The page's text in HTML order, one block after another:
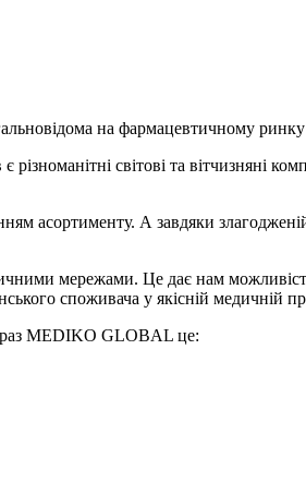
на фармацевтичному
світові та вітчизняні
асортименту. А завдяки
мережами. Це дає нам
споживача у якісній медичній
MEDIKO GLOBAL це: